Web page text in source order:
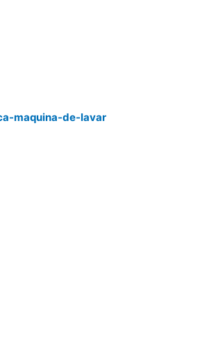
maquina-de-lavar